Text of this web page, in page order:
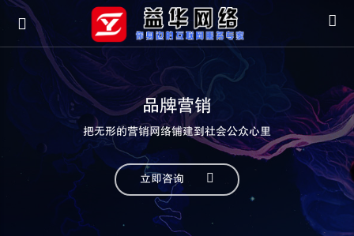
品牌营销
把无形的营销网络铺建到社会公众心里
立即咨询